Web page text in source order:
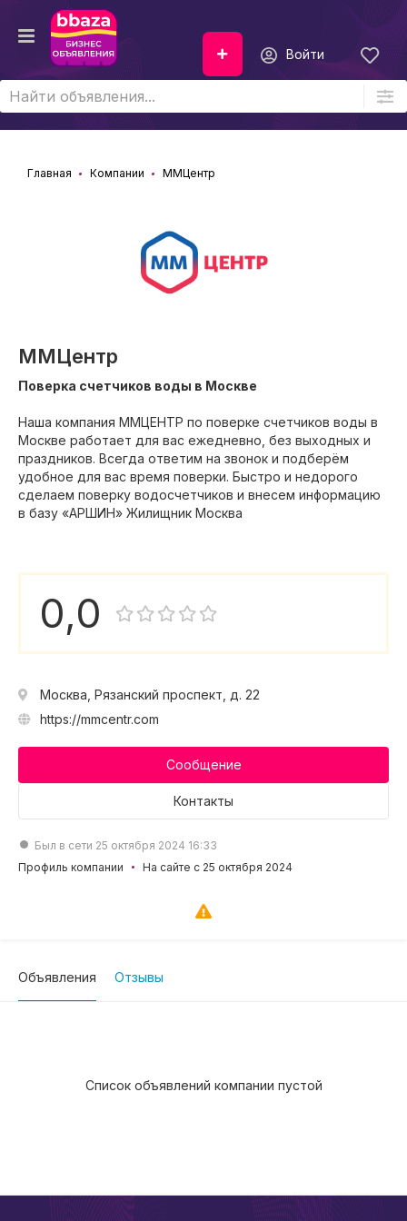
Войти
Главная Компании ММЦентр
ММЦентр
Поверка счетчиков воды в Москве
Наша компания ММЦЕНТР по поверке счетчиков воды в
Москве работает для вас ежедневно, без выходных и
праздников. Всегда ответим на звонок и подберём
удобное для вас время поверки. Быстро и недорого
сделаем поверку водосчетчиков и внесем информацию
в базу «АРШИН» Жилищник Москва
0,0
Москва, Рязанский проспект, д. 22
https://mmcentr.com
Сообщение
Контакты
Был в сети 25 октября 2024 16:33
Профиль компании
На сайте с 25 октября 2024
Объявления Отзывы
Список объявлений компании пустой